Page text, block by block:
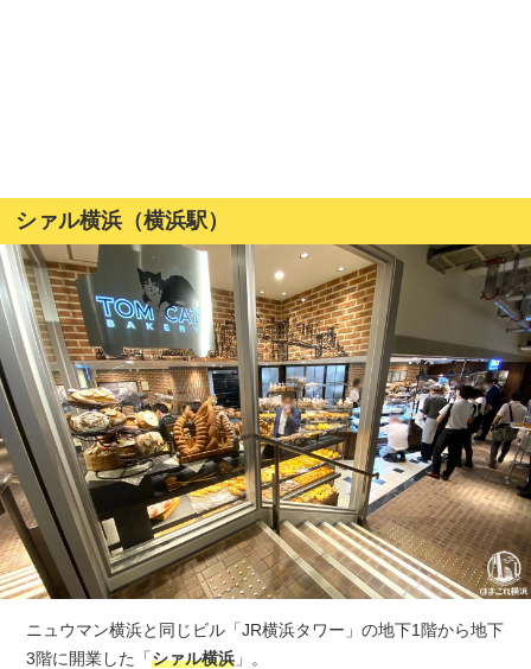
シァル横浜（横浜駅）
ニュウマン横浜と同じビル「JR横浜タワー」の地下1階から地下
3階に開業した「シァル横浜 」。